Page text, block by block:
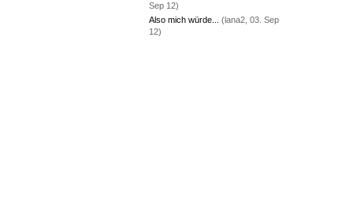
Sep 12)
Also mich würde... (lana2, 03. Sep
12)